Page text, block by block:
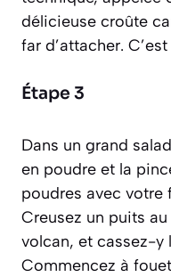
délicieuse croûte
far d’attacher.
Étape 3
Dans un grand
en poudre et la
poudres avec votre
Creusez un puits
volcan, et cassez-y
Commencez à